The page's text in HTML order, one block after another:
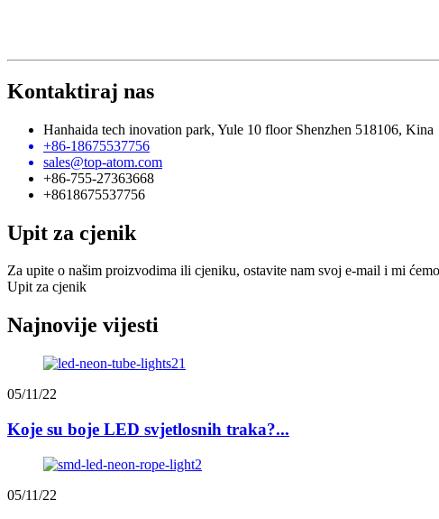
Kontaktiraj nas
Hanhaida tech inovation park, Yule 10 floor Shenzhen 518106, Kina
+86-18675537756
sales@top-atom.com
+86-755-27363668
+8618675537756
Upit za cjenik
Za upite o našim proizvodima ili cjeniku, ostavite nam svoj e-mail i mi
Upit za cjenik
Najnovije vijesti
05/11/22
Koje su boje LED svjetlosnih traka?...
05/11/22